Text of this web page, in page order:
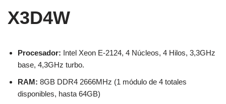
X3D4W
Procesador: Intel Xeon E-2124, 4 Núcleos, 4 Hilos, 3,3GHz
base, 4,3GHz turbo.
RAM: 8GB DDR4 2666MHz (1 módulo de 4 totales
disponibles, hasta 64GB)